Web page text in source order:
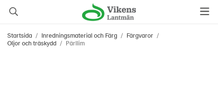
Startsida / Inredningsmaterial och Färg / Färgvaror /
Oljor och träskydd / Pärllim